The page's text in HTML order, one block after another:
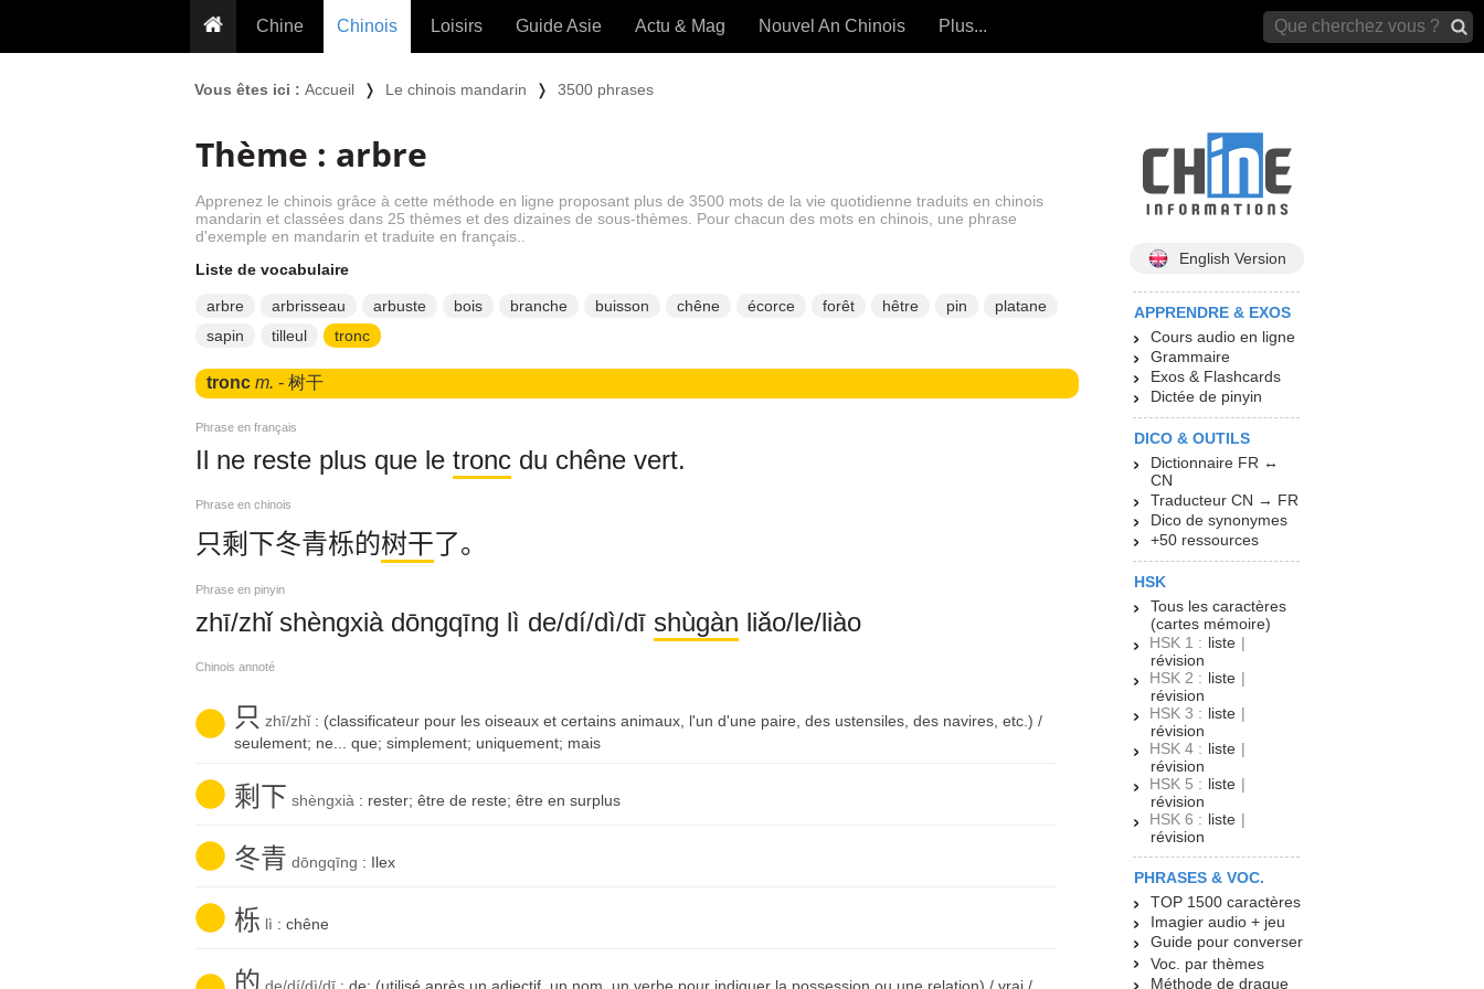
Chine
Conseils voyageurs
Proverbes
Cuisine
Cinéma & films
Calendrier en ligne
JO Pékin 2022
Chinois
Grammaire
Exos & Flashcards
PLUS »
Loisirs Guide Asie Actu & Mag Nouvel An Chinois Plus...
Vous êtes ici : Accueil ❭ Le chinois mandarin ❭ 3500 phrases
Thème : arbre
Apprenez le chinois grâce à cette méthode en ligne proposant plus de 3500 mots de la vie quotidienne traduits en chinois
mandarin et classées dans 25 thèmes et des dizaines de sous-thèmes. Pour chacun des mots en chinois, une phrase
d'exemple en mandarin et traduite en français..
Liste de vocabulaire
arbre arbrisseau arbuste bois branche buisson chêne écorce forêt hêtre pin
platane
sapin
tilleul tronc
tronc m. - 树干
Phrase en français
Il ne reste plus que le tronc du chêne vert.
Phrase en chinois
只剩下冬青栎的树干了。
Phrase en pinyin
zhī/zhǐ shèngxià dōngqīng lì de/dí/dì/dī shùgàn liǎo/le/liào
Chinois annoté
只 zhī/zhǐ: (classificateur pour les oiseaux et certains animaux, l'un d'une paire, des ustensiles, des navires, etc.) /
seulement; ne... que; simplement; uniquement; mais
剩下 shèngxià : rester; être de reste; être en surplus
冬青 dōngqīng : Ilex
栎 lì : chêne
的
English Version
APPRENDRE & EXOS
Cours audio en ligne
Grammaire
Exos & Flashcards
Dictée de pinyin
DICO & OUTILS
Dictionnaire FR ↔
CN
Traducteur CN → FR
Dico de synonymes
+50 ressources
HSK
Tous les caractères
(cartes mémoire)
HSK 1 : liste |
révision
HSK 2 : liste |
révision
HSK 3 : liste |
révision
HSK 4 : liste |
révision
HSK 5 : liste |
révision
HSK 6 : liste |
révision
PHRASES & VOC.
TOP 1500 caractères
Imagier audio + jeu
Guide pour converser
Voc. par thèmes
Méthode de drague